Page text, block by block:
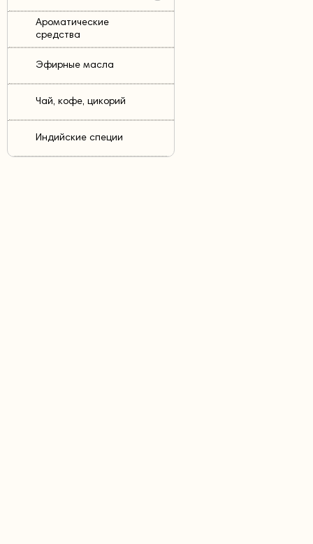
Ароматические
средства
Эфирные масла
Чай, кофе, цикорий
Индийские специи